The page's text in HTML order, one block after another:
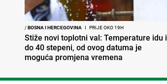
/BOSNA I HERCEGOVINA I PRIJE OKO 19H
Stiže novi toplotni val: Temperature idu i
do 40 stepeni, od ovog datuma je
moguća promjena vremena